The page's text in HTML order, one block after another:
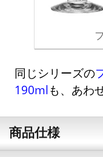
同じシリーズの
190mlも、あわ
商品仕様